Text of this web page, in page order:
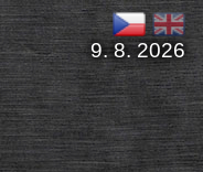
9. 8. 2026